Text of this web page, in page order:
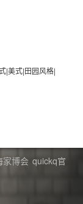
|美式|田园风格|
家博会 quickq官